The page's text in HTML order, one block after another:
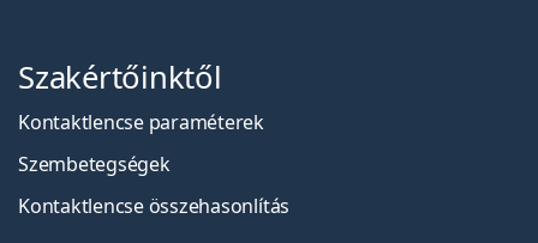
Szakértőinktől
Kontaktlencse paraméterek
Szembetegségek
Kontaktlencse összehasonlítás